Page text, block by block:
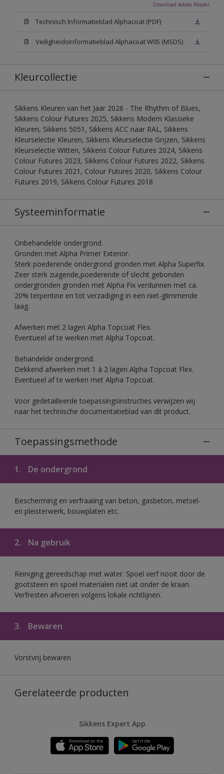
Download Adobe Reader
Technisch Informatieblad Alphacoat (PDF)
Veiligheidsinformatieblad Alphacoat W05 (MSDS)
Kleurcollectie
Sikkens Kleuren van het Jaar 2026 - The Rhythm of Blues,
Sikkens Colour Futures 2025, Sikkens Modern Klassieke
Kleuren, Sikkens 5051, Sikkens ACC naar RAL, Sikkens
Kleurselectie Kleuren, Sikkens Kleurselectie Grijzen, Sikkens
Kleurselectie Witten, Sikkens Colour Futures 2024, Sikkens
Colour Futures 2023, Sikkens Colour Futures 2022, Sikkens
Colour Futures 2021, Colour Futures 2020, Sikkens Colour
Futures 2019, Sikkens Colour Futures 2018
Systeeminformatie
Onbehandelde ondergrond.
Gronden met Alpha Primer Exterior.
Sterk poederende ondergrond gronden met Alpha Superfix.
Zeer sterk zuigende,poederende of slecht gebonden
ondergronden gronden met Alpha Fix verdunnen met ca.
20% terpentine en tot verzadiging in een niet-glimmende
laag.
Afwerken met 2 lagen Alpha Topcoat Flex.
Eventueel af te werken met Alpha Topcoat.
Behandelde ondergrond.
Dekkend afwerken met 1 à 2 lagen Alpha Topcoat Flex.
Eventueel af te werken met Alpha Topcoat.
Voor gedetailleerde toepassingsinstructies verwijzen wij
naar het technische documentatieblad van dit product.
Toepassingsmethode
1. De ondergrond
Bescherming en verfraaiing van beton, gasbeton, metsel-
en pleisterwerk, bouwplaten etc.
2. Na gebruik
Reiniging gereedschap met water. Spoel verf nooit door de
gootsteen en spoel materialen niet uit onder de kraan.
Verfresten afvoeren volgens lokale richtlijnen.
3. Bewaren
Vorstvrij bewaren
Gerelateerde producten
Sikkens Expert App